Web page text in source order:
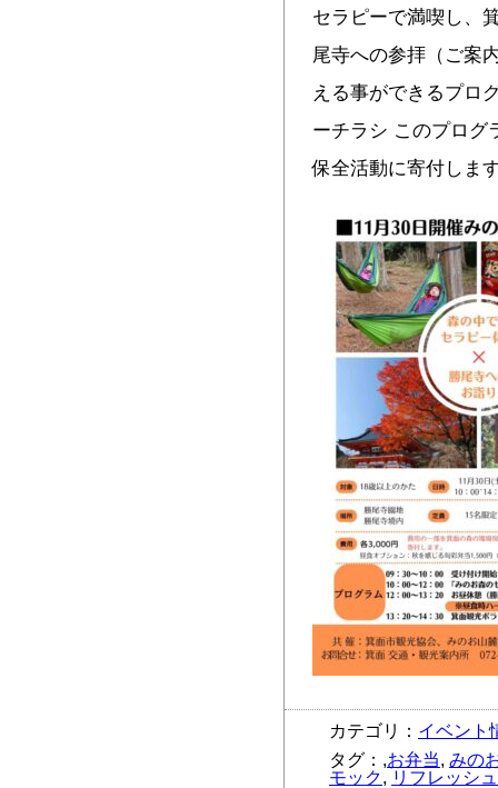
セラピーで満喫し、
尾寺への参拝（ご案
える事ができるプロ
ーチラシ このプログ
保全活動に寄付しま
カテゴリ： イベント
タグ：,お弁当, みの
モック, リフレッシュ